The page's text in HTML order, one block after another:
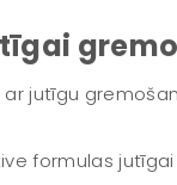
jutīgu
formulas